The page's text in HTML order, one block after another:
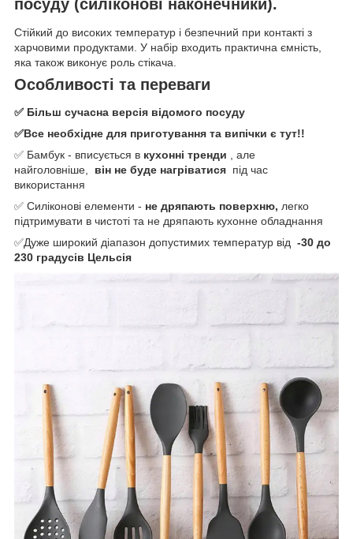
посуду (силіконові наконечники).
Стійкий до високих температур і безпечний при контакті з
харчовими продуктами. У набір входить практична ємність,
яка також виконує роль стікача.
Особливості та переваги
✅ Більш сучасна версія відомого посуду
✅Все необхідне для приготування та випічки є тут!!
✅ Бамбук - вписується в кухонні тренди , але
найголовніше, він не буде нагріватися під час
використання
✅ Силіконові елементи - не дряпають поверхню, легко
підтримувати в чистоті та не дряпають кухонне обладнання
✅Дуже широкий діапазон допустимих температур від -30 до
230 градусів Цельсія